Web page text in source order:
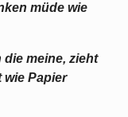
müde wie
meine, zieht
wie Papier